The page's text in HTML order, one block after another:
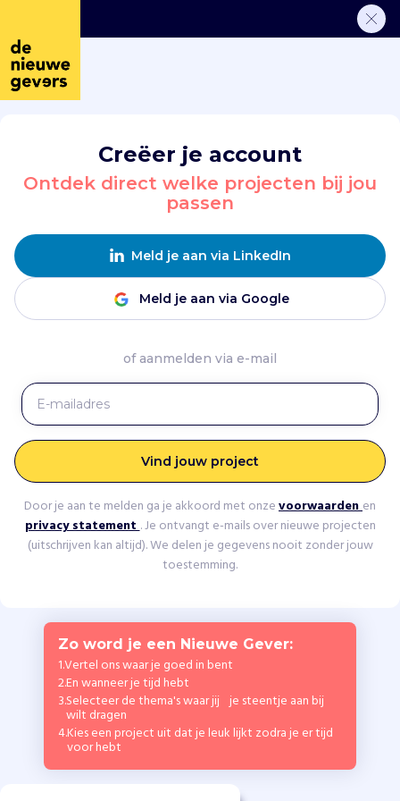
Creëer je account
Ontdek direct welke projecten bij jou
passen
Meld je aan via LinkedIn
Meld je aan via Google
of aanmelden via e-mail
Vind jouw project
Door je aan te melden ga je akkoord met onzevoorwaardenen
privacy statement. Je ontvangt e-mails over nieuwe projecten
(uitschrijven kan altijd). We delen je gegevens nooit zonder jouw
toestemming.
Zo word je een Nieuwe Gever:
1.Vertel ons waar je goed in bent
2.En wanneer je tijd hebt
3.Selecteer de thema's waar jij je steentje aan bij
wilt dragen
4.Kies een project uit dat je leuk lijkt zodra je er tijd
voor hebt